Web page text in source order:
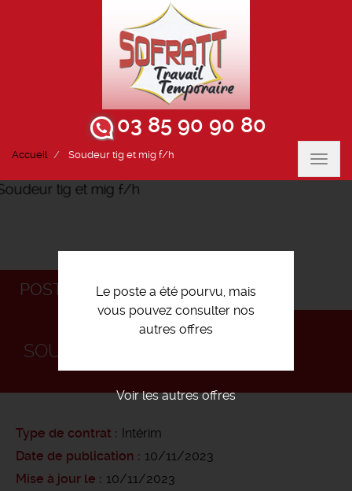
03 85 90 90 80
Accueil Soudeur tig et mig f/h
Le poste a été pourvu, mais
vous pouvez consulter nos
autres offres
Voir les autres offres
POSTULEZ
SOUDEUR TIG ET MIG F/H
Type de contrat
Intérim
Date de publication
10/11/2023
Mise à jour le
10/11/2023